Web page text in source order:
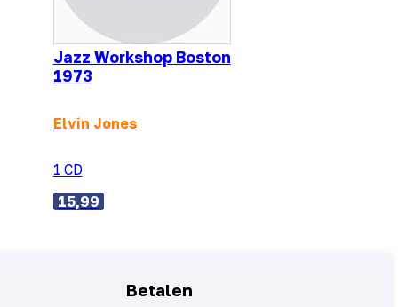
Jazz Workshop Boston
1973
Elvin Jones
1 CD
15,99
Betalen